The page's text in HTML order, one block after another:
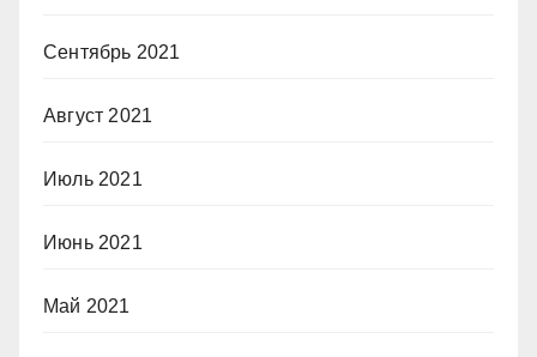
Сентябрь 2021
Август 2021
Июль 2021
Июнь 2021
Май 2021